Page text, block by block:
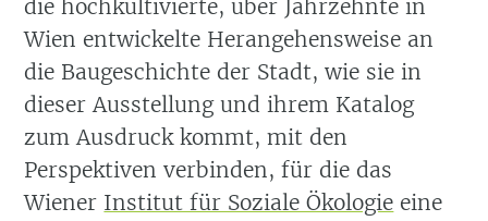
die hochkultivierte, über Jahrzehnte in
Wien entwickelte Herangehensweise an
die Baugeschichte der Stadt, wie sie in
dieser Ausstellung und ihrem Katalog
zum Ausdruck kommt, mit den
Perspektiven verbinden, für die das
Wiener Institut für Soziale Ökologie eine